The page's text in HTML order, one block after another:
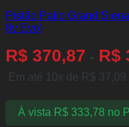
Pistão Palio Grand
8v Evo)
R$ 370,87 - R$
Em até 10x de R$ 37,09
À vista R$333,78 no